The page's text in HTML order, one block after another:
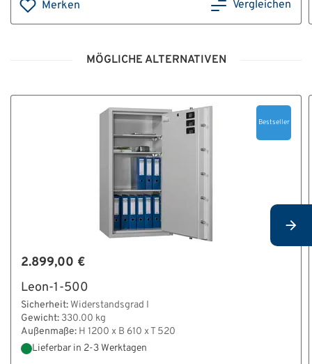
Merken Vergleichen
MÖGLICHE ALTERNATIVEN
Bestseller
2.899,00 €
Leon-1-500
Sicherheit: Widerstandsgrad I
Gewicht: 330.00 kg
Außenmaße: H 1200 x B 610 x T 520
Lieferbar in 2-3 Werktagen